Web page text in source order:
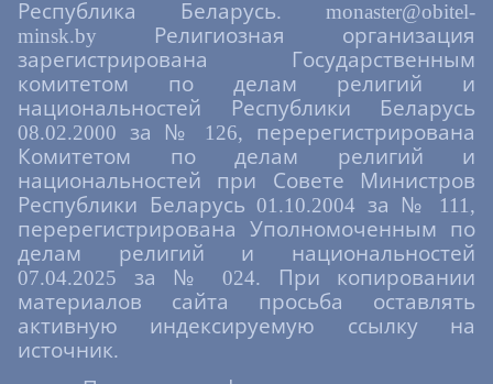
Республика Беларусь. monaster@obitel-
minsk.by Религиозная организация
зарегистрирована Государственным
комитетом по делам религий и
национальностей Республики Беларусь
08.02.2000 за № 126, перерегистрирована
Комитетом по делам религий и
национальностей при Совете Министров
Республики Беларусь 01.10.2004 за № 111,
перерегистрирована Уполномоченным по
делам религий и национальностей
07.04.2025 за № 024. При копировании
материалов сайта просьба оставлять
активную индексируемую ссылку на
источник.